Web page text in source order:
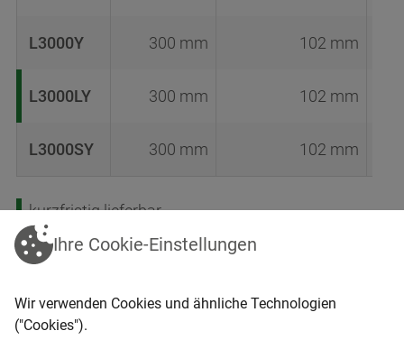
L3000Y 300 mm 102 mm
L3000LY 300 mm 102 mm
L3000SY 300 mm 102 mm
kurzfristig lieferbar
vordisponiert
Ihre Cookie-Einstellungen
Wir verwenden Cookies und ähnliche Technologien
("Cookies").